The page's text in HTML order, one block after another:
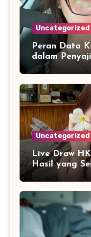
Uncategorized
Peran Data
dalam
Konsisten
Uncategorized
Live Draw
Hasil yang
Praktis